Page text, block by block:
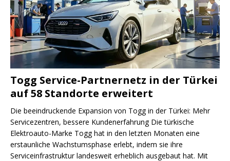
Togg Service-Partnernetz in der Türkei
auf 58 Standorte erweitert
Die beeindruckende Expansion von Togg in der Türkei: Mehr
Servicezentren, bessere Kundenerfahrung Die türkische
Elektroauto-Marke Togg hat in den letzten Monaten eine
erstaunliche Wachstumsphase erlebt, indem sie ihre
Serviceinfrastruktur landesweit erheblich ausgebaut hat. Mit